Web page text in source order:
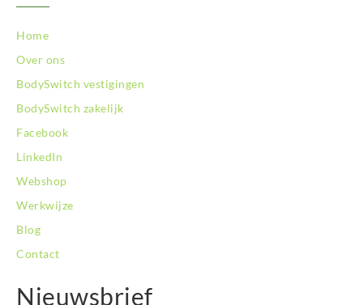
BodySwitch Zuid-Kennemerland
BodySwitch Zuid-Limburg
BodySwitch Zwolle
Home
Over ons
BodySwitch vestigingen
BodySwitch zakelijk
Facebook
LinkedIn
Webshop
Werkwijze
Blog
Contact
Nieuwsbrief